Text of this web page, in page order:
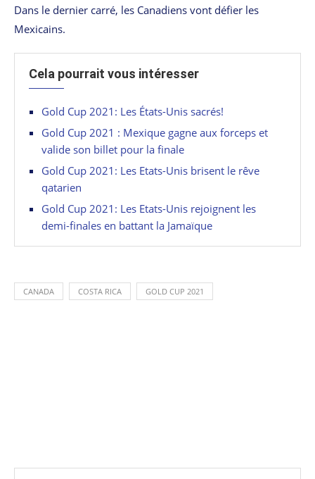
Dans le dernier carré, les Canadiens vont défier les
Mexicains.
Cela pourrait vous intéresser
Gold Cup 2021: Les États-Unis sacrés!
Gold Cup 2021 : Mexique gagne aux forceps et
valide son billet pour la finale
Gold Cup 2021: Les Etats-Unis brisent le rêve
qatarien
Gold Cup 2021: Les Etats-Unis rejoignent les
demi-finales en battant la Jamaïque
CANADA COSTA RICA GOLD CUP 2021